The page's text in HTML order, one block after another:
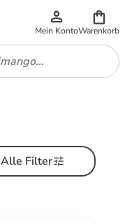
Mein KontoWarenkorb
Alle Filter